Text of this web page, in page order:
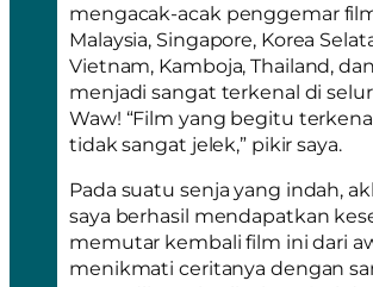
mengacak-acak penggemar
Malaysia, Singapore, Korea
Vietnam, Kamboja, Thailand,
menjadi sangat terkenal di
Waw! “Film yang begitu
tidak sangat jelek,” pikir saya.
Pada suatu senja yang indah,
saya berhasil mendapatkan
memutar kembali film ini dari
menikmati ceritanya dengan